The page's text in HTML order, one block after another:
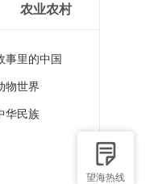
望海热线
农业农村
事里的中国
物世界
华民族